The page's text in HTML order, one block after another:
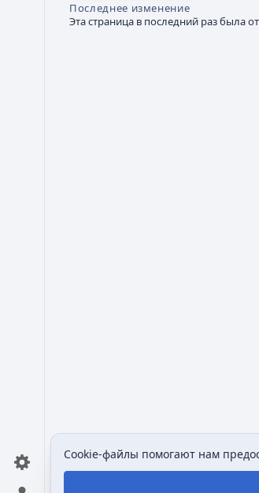
Последнее изменение
Эта страница в последний раз была
Cookie-файлы помогают нам